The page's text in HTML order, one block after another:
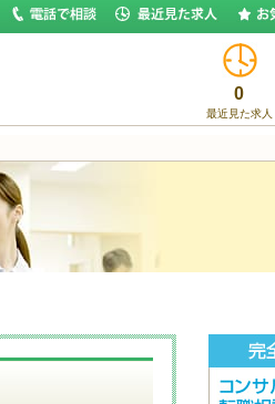
0
最近見た求人